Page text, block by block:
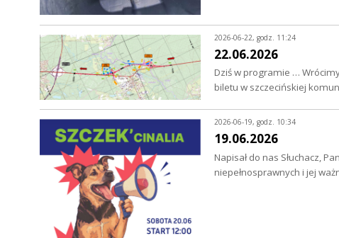
2026-06-22, godz. 11:24
22.06.2026
Dziś w programie …
biletu w szczecińskiej
2026-06-19, godz. 10:34
19.06.2026
Napisał do nas Słuchacz,
niepełnosprawnych i jej